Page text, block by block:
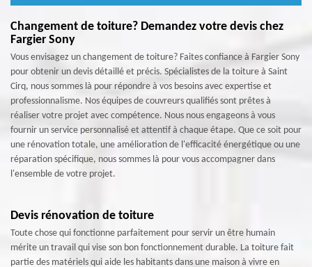
Changement de toiture? Demandez votre devis chez
Fargier Sony
Vous envisagez un changement de toiture? Faites confiance à Fargier Sony
pour obtenir un devis détaillé et précis. Spécialistes de la toiture à Saint
Cirq, nous sommes là pour répondre à vos besoins avec expertise et
professionnalisme. Nos équipes de couvreurs qualifiés sont prêtes à
réaliser votre projet avec compétence. Nous nous engageons à vous
fournir un service personnalisé et attentif à chaque étape. Que ce soit pour
une rénovation totale, une amélioration de l'efficacité énergétique ou une
réparation spécifique, nous sommes là pour vous accompagner dans
l'ensemble de votre projet.
Devis rénovation de toiture
Toute chose qui fonctionne parfaitement pour servir un être humain
mérite un travail qui vise son bon fonctionnement durable. La toiture fait
partie des matériels qui aide les habitants dans une maison à vivre en